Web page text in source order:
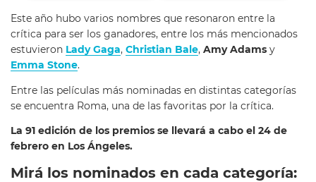
Este año hubo varios nombres que resonaron entre la
crítica para ser los ganadores, entre los más mencionados
estuvieron Lady Gaga, Christian Bale, Amy Adams y
Emma Stone.
Entre las películas más nominadas en distintas categorías
se encuentra Roma, una de las favoritas por la crítica.
La 91 edición de los premios se llevará a cabo el 24 de
febrero en Los Ángeles.
Mirá los nominados en cada categoría: